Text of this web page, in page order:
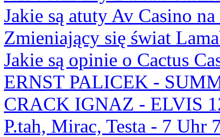
Jakie są atuty Av Casino
Zmieniający się świat
Jakie są opinie o Cactus
ERNST PALICEK -
CRACK IGNAZ - ELVIS
P.tah, Mirac, Testa - 7